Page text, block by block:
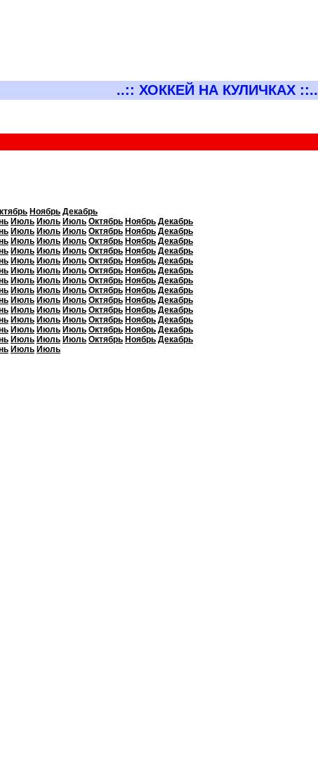
..:: ХОККЕЙ НА КУЛИЧКАХ ::..
Ноябрь Декабрь
Июль Июль Июль Октябрь Ноябрь Декабрь
Июль Июль Июль Октябрь Ноябрь Декабрь
Июль Июль Июль Октябрь Ноябрь Декабрь
Июль Июль Июль Октябрь Ноябрь Декабрь
Июль Июль Июль Октябрь Ноябрь Декабрь
Июль Июль Июль Октябрь Ноябрь Декабрь
Июль Июль Июль Октябрь Ноябрь Декабрь
Июль Июль Июль Октябрь Ноябрь Декабрь
Июль Июль Июль Октябрь Ноябрь Декабрь
Июль Июль Июль Октябрь Ноябрь Декабрь
Июль Июль Июль Октябрь Ноябрь Декабрь
Июль Июль Июль Октябрь Ноябрь Декабрь
Июль Июль Июль Октябрь Ноябрь Декабрь
Июль Июль